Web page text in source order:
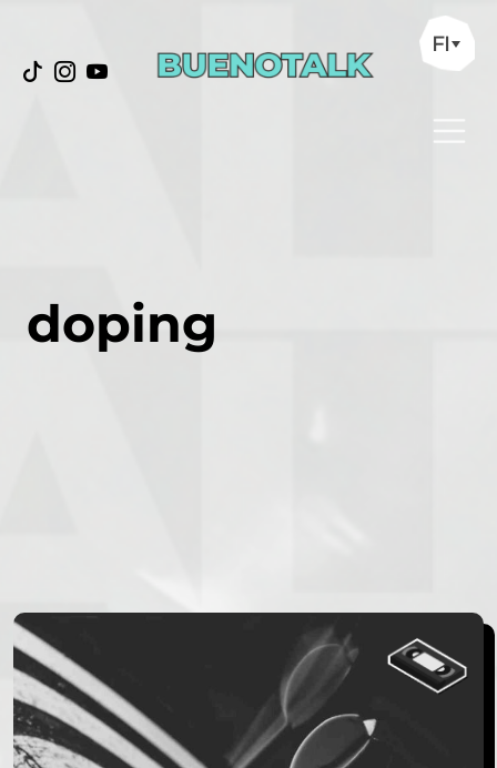
FI
doping